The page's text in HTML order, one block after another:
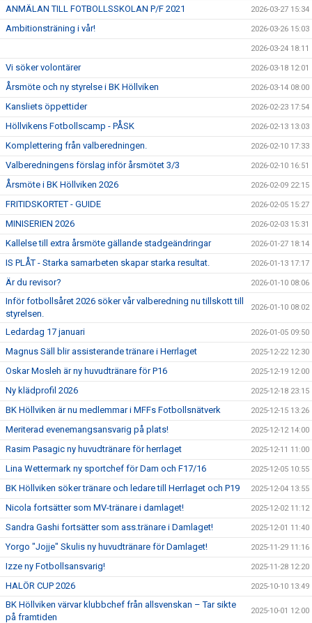
ANMÄLAN TILL FOTBOLLSSKOLAN P/F 2021 2026-03-27 15:34
Ambitionsträning i vår! 2026-03-26 15:03
2026-03-24 18:11
Vi söker volontärer 2026-03-18 12:01
Årsmöte och ny styrelse i BK Höllviken 2026-03-14 08:00
Kansliets öppettider 2026-02-23 17:54
Höllvikens Fotbollscamp - PÅSK 2026-02-13 13:03
Komplettering från valberedningen. 2026-02-10 17:33
Valberedningens förslag inför årsmötet 3/3 2026-02-10 16:51
Årsmöte i BK Höllviken 2026 2026-02-09 22:15
FRITIDSKORTET - GUIDE 2026-02-05 15:27
MINISERIEN 2026 2026-02-03 15:31
Kallelse till extra årsmöte gällande stadgeändringar 2026-01-27 18:14
IS PLÅT - Starka samarbeten skapar starka resultat. 2026-01-13 17:17
Är du revisor? 2026-01-10 08:06
Inför fotbollsåret 2026 söker vår valberedning nu tillskott till
styrelsen.
2026-01-10 08:02
Ledardag 17 januari 2026-01-05 09:50
Magnus Säll blir assisterande tränare i Herrlaget 2025-12-22 12:30
Oskar Mosleh är ny huvudtränare för P16 2025-12-19 12:00
Ny klädprofil 2026 2025-12-18 23:15
BK Höllviken är nu medlemmar i MFFs Fotbollsnätverk 2025-12-15 13:26
Meriterad evenemangsansvarig på plats! 2025-12-12 14:00
Rasim Pasagic ny huvudtränare för herrlaget 2025-12-11 11:00
Lina Wettermark ny sportchef för Dam och F17/16 2025-12-05 10:55
BK Höllviken söker tränare och ledare till Herrlaget och P19 2025-12-04 13:55
Nicola fortsätter som MV-tränare i damlaget! 2025-12-02 11:12
Sandra Gashi fortsätter som ass.tränare i Damlaget! 2025-12-01 11:40
Yorgo "Jojje" Skulis ny huvudtränare för Damlaget! 2025-11-29 11:16
Izze ny Fotbollsansvarig! 2025-11-28 12:20
HALÖR CUP 2026 2025-10-10 13:49
BK Höllviken värvar klubbchef från allsvenskan – Tar sikte
på framtiden
2025-10-01 12:00